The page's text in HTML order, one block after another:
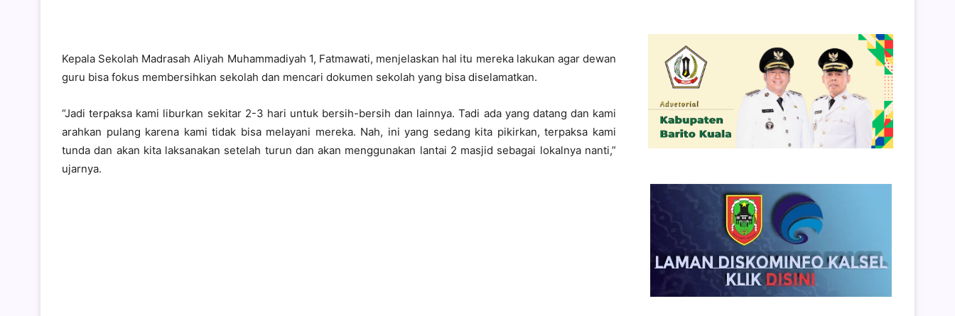
Kepala Sekolah Madrasah Aliyah Muhammadiyah 1, Fatmawati, menjelaskan hal itu mereka lakukan agar dewan
guru bisa fokus membersihkan sekolah dan mencari dokumen sekolah yang bisa diselamatkan.
“Jadi terpaksa kami liburkan sekitar 2-3 hari untuk bersih-bersih dan lainnya. Tadi ada yang datang dan kami
arahkan pulang karena kami tidak bisa melayani mereka. Nah, ini yang sedang kita pikirkan, terpaksa kami
tunda dan akan kita laksanakan setelah turun dan akan menggunakan lantai 2 masjid sebagai lokalnya nanti,”
ujarnya.